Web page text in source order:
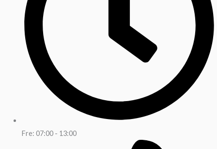
Fre: 07:00 - 13:00